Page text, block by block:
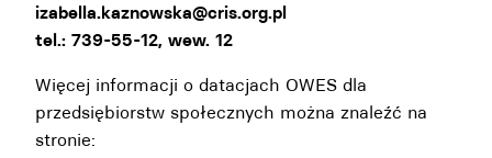
izabella.kaznowska@cris.org.pl
tel.: 739-55-12, wew. 12
Więcej informacji o datacjach OWES dla
przedsiębiorstw społecznych można znaleźć na
stronie: